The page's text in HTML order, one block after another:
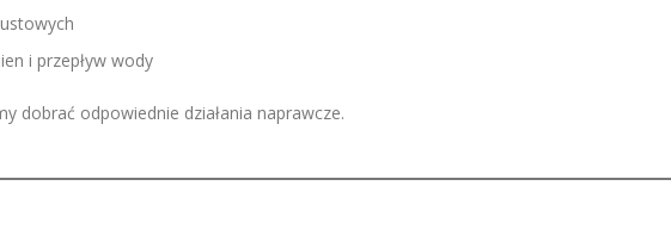
i przepływ wody
dobrać odpowiednie działania naprawcze.